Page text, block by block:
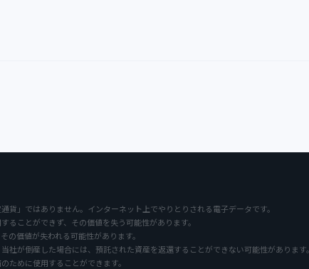
」ではありません。インターネット上でやりとりされる電子データです。
ことができず、その価値を失う可能性があります。
価値が失われる可能性があります。
が倒産した場合には、預託された資産を返還することができない可能性があります。
ために使用することができます。